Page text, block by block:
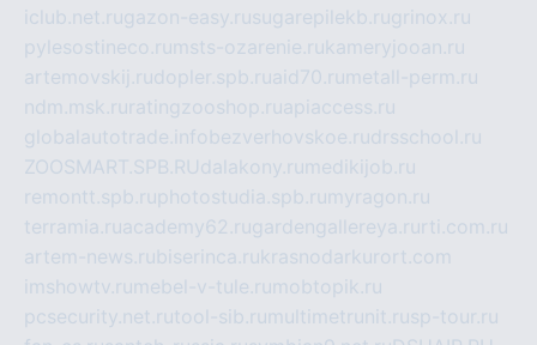
iclub.net.rugazon-easy.rusugarepilekb.rugrinox.ru
pylesostineco.ru msts-ozarenie.rukameryjooan.ru
artemovskij.rudopler.spb.ruaid70.ru metall-perm.ru
ndm.msk.ru ratingzooshop.ruapiaccess.ru
globalautotrade.info bezverhovskoe.rudrsschool.ru
ZOOSMART.SPB.RUdalakony.ru medikijob.ru
remontt.spb.ruphotostudia.spb.ru myragon.ru
terramia.ruacademy62.rugardengallereya.ru rti.com.ru
artem-news.rubiserinca.rukrasnodarkurort.com
imshowtv.ru mebel-v-tule.ru mobtopik.ru
pcsecurity.net.rutool-sib.ru multimetrunit.rusp-tour.ru